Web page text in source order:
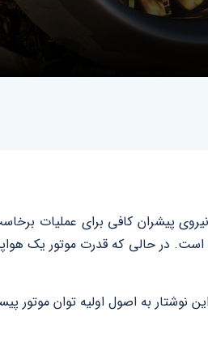
پیشران کافی برای عملیات
است. در حالی که قدرت موتور
به اصول اولیه توان موتور